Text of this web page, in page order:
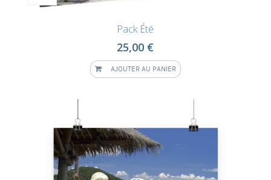
Pack Été
25,00 €
AJOUTER AU PANIER